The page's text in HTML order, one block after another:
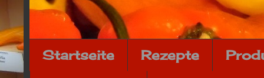
Startseite Rezepte